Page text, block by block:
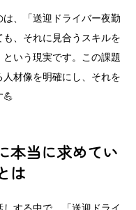
、「送迎ドライバー夜勤
、それに見合うスキルを
いう現実です。この課題
材像を明確にし、それを
💪
本当に求めてい
は